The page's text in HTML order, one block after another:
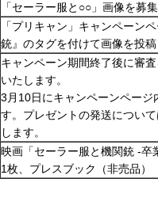
「セーラー服と○○」画像を募集
「プリキャン」キャンペーン
銃』のタグを付けて画像を投稿
キャンペーン期間終了後に審
いたします。
3月 10日にキャンペーンペー
す。 プレゼントの発送につい
します。
映画「セーラー服と機関銃 -卒
1枚、プレスブック（非売品）